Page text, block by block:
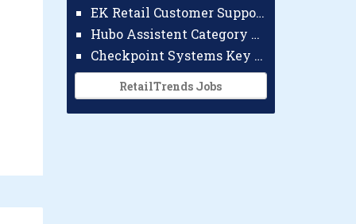
EK Retail Customer Support Omnichannel
Hubo Assistent Category Manager
Checkpoint Systems Key Accountmanager Benelux
RetailTrends Jobs